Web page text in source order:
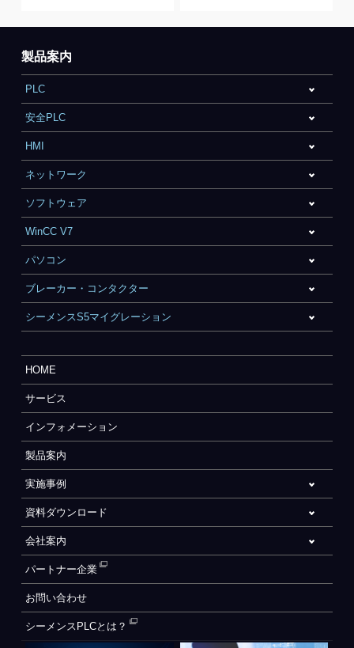
製品案内
PLC
安全PLC
HMI
ネットワーク
ソフトウェア
WinCC V7
パソコン
ブレーカー・コンタクター
シーメンスS5マイグレーション
HOME
サービス
インフォメーション
製品案内
実施事例
資料ダウンロード
会社案内
パートナー企業
お問い合わせ
シーメンスPLCとは？